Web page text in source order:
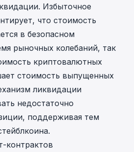
Избыточное
что стоимость
в безопасном
рыночных колебаний, так
криптовалютных
стоимость выпущенных
ликвидации
недостаточно
поддерживая тем
контрактов